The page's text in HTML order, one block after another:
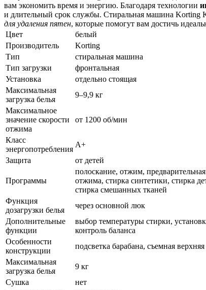
вам экономить время и энергию. Благодаря технологии
и длительный срок службы. Стиральная машина
для удаления пятен, которые помогут вам достичь
Цвет
белый
Производитель
Korting
Тип
стиральная машина
Тип загрузки
фронтальная
Установка
отдельно стоящая
Максимальная
загрузка белья
9–9,9 кг
Максимальное
значение скорости
отжима
от 1200 об/мин
Класс
энергопотребления
A+
Защита
от детей
Программы
полоскание, отжим,
отжима, стирка синтетики, стирка
стирка смешанных тканей
Функция
дозагрузки белья
через основной люк
Дополнительные
функции
выбор температуры стирки,
контроль баланса
Особенности
конструкции
подсветка барабана, съемная
Максимальная
загрузка белья
9 кг
Сушка
нет